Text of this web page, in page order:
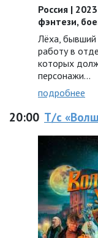
Россия |
фэнтези,
Лёха, бывший
работу в
которых
персонажи...
подробнее
20:00 Т/с